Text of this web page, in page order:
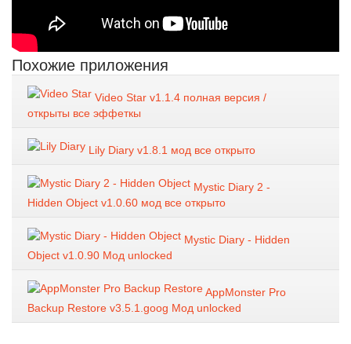
Похожие приложения
Video Star v1.1.4 полная версия /
открыты все эффеткы
Lily Diary v1.8.1 мод все открыто
Mystic Diary 2 -
Hidden Object v1.0.60 мод все открыто
Mystic Diary - Hidden
Object v1.0.90 Мод unlocked
AppMonster Pro
Backup Restore v3.5.1.goog Мод unlocked